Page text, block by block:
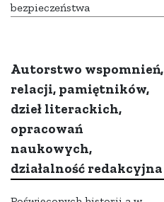
bezpieczeństwa
Autorstwo wspomnień,
relacji, pamiętników,
dzieł literackich,
opracowań
naukowych,
działalność redakcyjna